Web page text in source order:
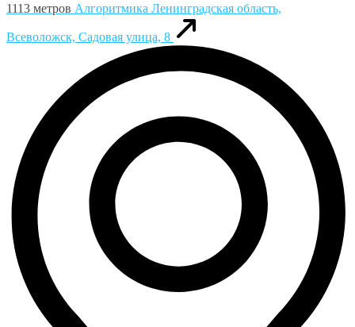
1113 метров Алгоритмика Ленинградская область,
Всеволожск, Садовая улица, 8